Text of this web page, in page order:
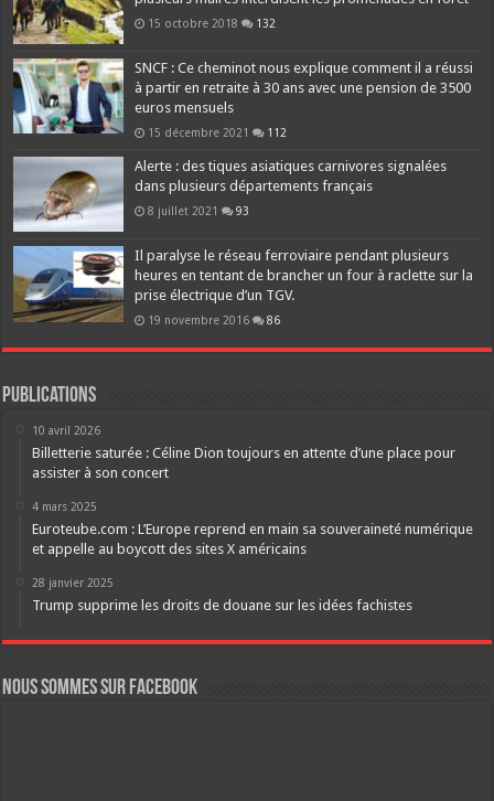
15 octobre 2018 132
SNCF : Ce cheminot nous explique comment il a réussi
à partir en retraite à 30 ans avec une pension de 3500
euros mensuels
15 décembre 2021 112
Alerte : des tiques asiatiques carnivores signalées
dans plusieurs départements français
8 juillet 2021 93
Il paralyse le réseau ferroviaire pendant plusieurs
heures en tentant de brancher un four à raclette sur la
prise électrique d’un TGV.
19 novembre 2016 86
Publications
10 avril 2026
Billetterie saturée : Céline Dion toujours en attente d’une place pour
assister à son concert
4 mars 2025
Euroteube.com : L’Europe reprend en main sa souveraineté numérique
et appelle au boycott des sites X américains
28 janvier 2025
Trump supprime les droits de douane sur les idées fachistes
Nous sommes sur FaceBook